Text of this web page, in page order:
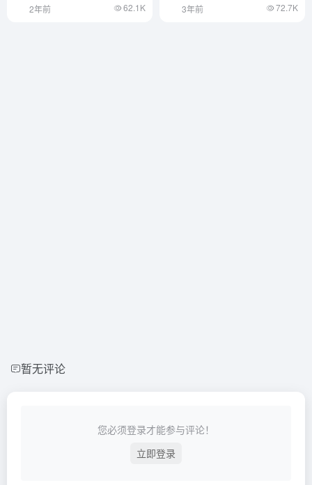
2年前 62.1K 3年前 72.7K
暂无评论
您必须登录才能参与评论！
立即登录